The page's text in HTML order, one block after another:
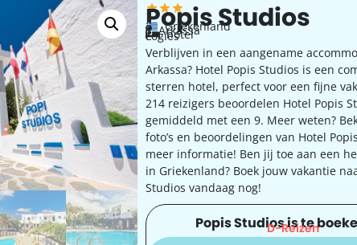
Popis Studios
Griekenland
Arkassa
hotel
Logies
Verblijven in een aangename
Arkassa? Hotel Popis Studios is een
sterren hotel, perfect voor een fijne
214 reizigers beoordelen Hotel Popis
gemiddeld met een 9. Meer weten?
foto’s en beoordelingen van Hotel
meer informatie! Ben jij toe aan een
in Griekenland? Boek jouw vakantie
Studios vandaag nog!
Popis Studios is te
D-Reizen